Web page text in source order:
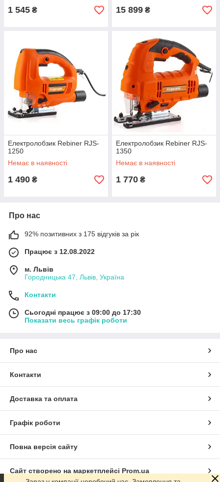
1 545 ₴ 15 899 ₴
Електролобзик Rebiner RJS-
1250
Немає в наявності
1 490 ₴
Електролобзик Rebiner RJS-
1350
Немає в наявності
1 770 ₴
Про нас
92% позитивних з 175 відгуків за рік
Працює з 12.08.2022
м. Львів
Городницька 47, Львів, Україна
Контакти
Сьогодні працює з 09:00 до 17:30
Показати весь графік роботи
Про нас
Контакти
Доставка та оплата
Графік роботи
Повна версія сайту
Сайт створено на маркетплейсі Prom.ua